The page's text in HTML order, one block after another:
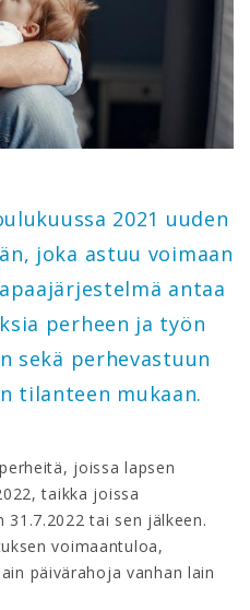
2021 uuden
joka astuu voimaan
antaa
perheen ja työn
sekä perhevastuun
tilanteen mukaan.
joissa lapsen
taikka joissa
tai sen jälkeen.
voimaantuloa,
päivärahoja vanhan lain